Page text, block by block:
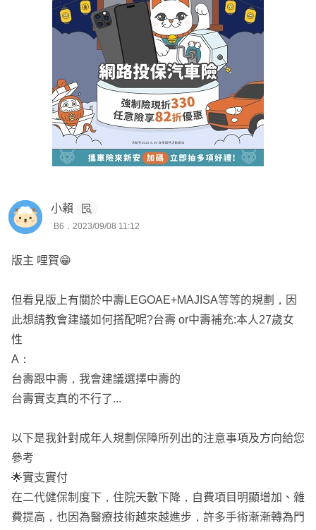
小賴
B6．2023/09/08 11:12
版主 哩賀😁
但看見版上有關於中壽LEGOAE+MAJISA等等的規劃，因
此想請教會建議如何搭配呢?台壽 or中壽補充:本人27歲女
性
A：
台壽跟中壽，我會建議選擇中壽的
台壽實支真的不行了...
以下是我針對成年人規劃保障所列出的注意事項及方向給您
參考
🌟實支實付
在二代健保制度下，住院天數下降，自費項目明顯增加、雜
費提高，也因為醫療技術越來越進步，許多手術漸漸轉為門